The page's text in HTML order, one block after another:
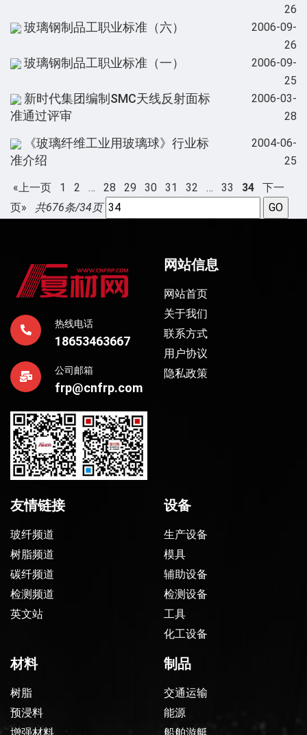
26
玻璃钢制品工职业标准（六）
2006-09-
26
玻璃钢制品工职业标准（一）
2006-09-
25
新时代集团编制SMC天线反射面标
准通过评审
2006-03-
28
《玻璃纤维工业用玻璃球》行业标
准介绍
2004-06-
25
«上一页 1 2 … 28 29 30 31 32 … 33 34
下一
页»
共676条/34页
热线电话
18653463667
公司邮箱
frp@cnfrp.com
网站信息
网站首页
关于我们
联系方式
用户协议
隐私政策
友情链接
玻纤频道
树脂频道
碳纤频道
检测频道
英文站
设备
生产设备
模具
辅助设备
检测设备
工具
化工设备
材料
树脂
预浸料
制品
交通运输
能源